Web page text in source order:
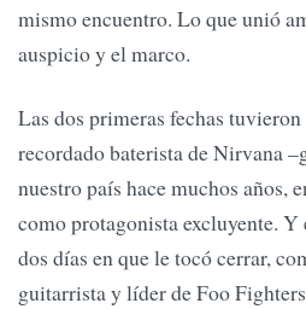
mismo encuentro. Lo que unió
auspicio y el marco.
Las dos primeras fechas
recordado baterista de Nirvana
nuestro país hace muchos años,
como protagonista excluyente. Y
dos días en que le tocó cerrar,
guitarrista y líder de Foo